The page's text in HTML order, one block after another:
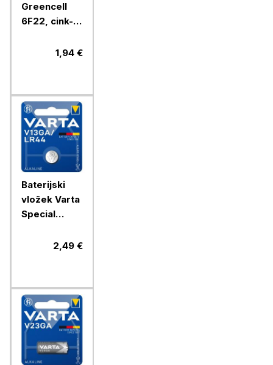
Greencell
6F22, cink-
1 blister1,94 €
Baterijski
vložek Varta
Special
1/1 alkalni2,49 €